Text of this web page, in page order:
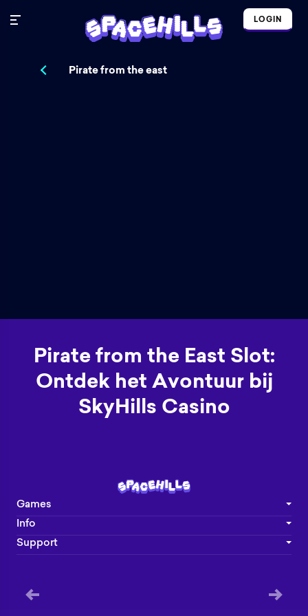
LOGIN
Pirate from the east
Pirate from the East Slot:
Ontdek het Avontuur bij
SkyHills Casino
Games
Info
Support